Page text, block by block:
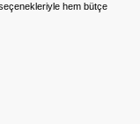
hem bütçe